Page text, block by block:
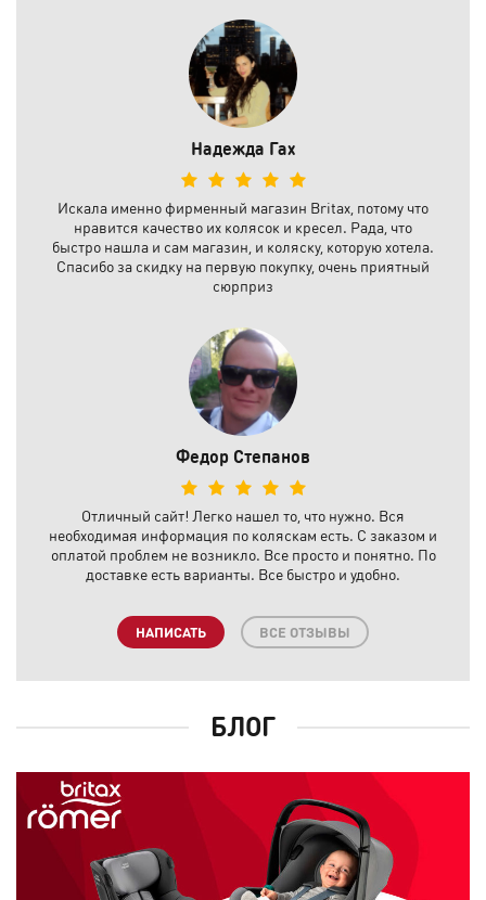
Надежда Гах
Искала именно фирменный магазин Britax, потому что
нравится качество их колясок и кресел. Рада, что
быстро нашла и сам магазин, и коляску, которую хотела.
Спасибо за скидку на первую покупку, очень приятный
сюрприз
Федор Степанов
Отличный сайт! Легко нашел то, что нужно. Вся
необходимая информация по коляскам есть. С заказом и
оплатой проблем не возникло. Все просто и понятно. По
доставке есть варианты. Все быстро и удобно.
НАПИСАТЬ ВСЕ ОТЗЫВЫ
БЛОГ